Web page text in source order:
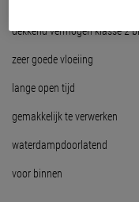
dekkend vermogen klasse 2
zeer goede vloeiing
lange open tijd
gemakkelijk te verwerken
waterdampdoorlatend
voor binnen